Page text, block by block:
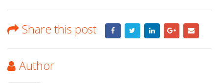
Share this post
Author